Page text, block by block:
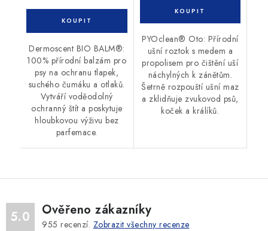
Dermoscent BIO BALM®:
100% přírodní balzám pro
psy na ochranu tlapek,
suchého čumáku a otlaků.
Vytváří voděodolný
ochranný štít a poskytuje
hloubkovou výživu bez
parfemace.
PYOclean® Oto: Přírodní
ušní roztok s medem a
propolisem pro čištění uší
náchylných k zánětům.
Šetrně rozpouští ušní maz
a zklidňuje zvukovod psů,
koček a králíků.
5.0 Ověřeno zákazníky
955 recenzí. Zobrazit všechny recenze